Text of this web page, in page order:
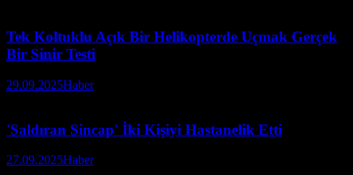
Tek Koltuklu Açık Bir Helikopterde Uçmak Gerçek
Bir Sinir Testi
29.09.2025Haber
'Saldıran Sincap' İki Kişiyi Hastanelik Etti
27.09.2025Haber